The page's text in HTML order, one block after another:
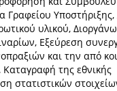
Γραφείου
υλικού,
Εξεύρεση
και την από
της εθνικής
στατιστικών